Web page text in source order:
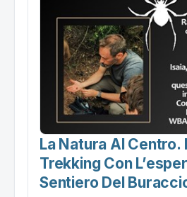
La Natura Al Centro.
Trekking Con
Sentiero Del